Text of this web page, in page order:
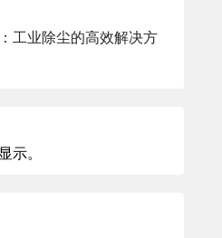
工业除尘的高效解决方
示。